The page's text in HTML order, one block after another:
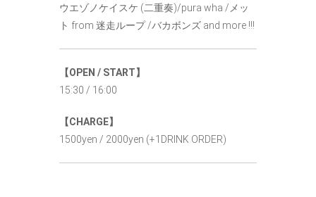
ウエゾノケイスケ (二重奏)/pura wha /メッ
ト from 迷走ループ /バカボンズ and more !!!
【OPEN / START】
15:30 / 16:00
【CHARGE】
1500yen / 2000yen (+1DRINK ORDER)